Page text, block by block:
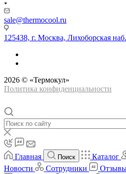
sale@thermocool.ru
125438, г. Москва, Лихоборская
2026 © «Термокул»
Политика конфиденциальности
Главная Поиск Каталог
Новости
Сотрудники